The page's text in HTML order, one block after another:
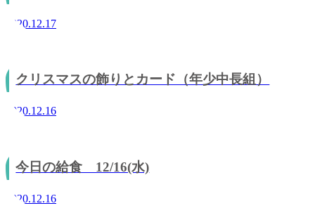
2020.12.17
クリスマスの飾りとカード（年少中長組）
2020.12.16
今日の給食 12/16(水)
2020.12.16